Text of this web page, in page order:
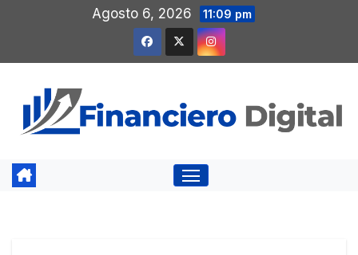
contenido
Agosto 6, 2026 11:09 pm